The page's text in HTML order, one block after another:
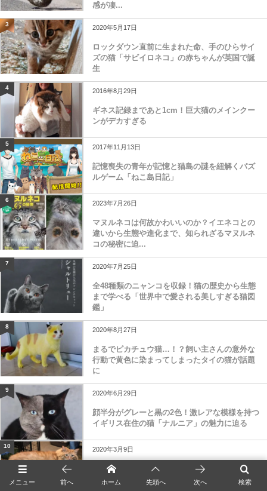
感が凄...
3 2020年5月17日
ロックダウン直前に生まれた命、手のひらサイ
ズの猫「サビイロネコ」の赤ちゃんが英国で誕
生
4 2016年8月29日
ギネス記録まであと1cm！巨大猫のメインクー
ンがデカすぎる
5 2017年11月13日
記憶喪失の青年が記憶と猫島の謎を紐解くパズ
ルゲーム「ねこ島日記」
6 2023年7月26日
マヌルネコは何故かわいいのか？イエネコとの
違いから生態や進化まで、知られざるマヌルネ
コの秘密に迫...
7 2020年7月25日
全48種類のニャンコを収録！猫の歴史から生態
まで学べる「世界中で愛される美しすぎる猫図
鑑」
8 2020年8月27日
まるでピカチュウ猫…！？飼い主さんの意外な
行動で黄色に染まってしまったタイの猫が話題
に
9 2020年6月29日
顔半分がグレーと黒の2色！激レアな模様を持つ
イギリス在住の猫「ナルニア」の魅力に迫る
10 2020年3月9日
体重なんと16キロ…！アメリカの太り過ぎな猫
「キング」のダイエットチャレンジが話題に
メニュー 検索
前へ ホーム 先頭へ 次へ